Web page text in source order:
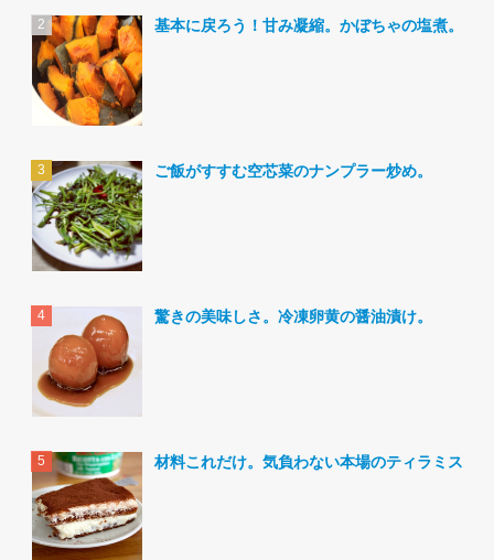
基本に戻ろう！甘み凝縮。かぼちゃの塩煮。
ご飯がすすむ空芯菜のナンプラー炒め。
驚きの美味しさ。冷凍卵黄の醤油漬け。
材料これだけ。気負わない本場のティラミス。